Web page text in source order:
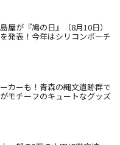
屋が『鳩の日』（8月10日）
発表！今年はシリコンポーチ
カーも！青森の縄文遺跡群で
モチーフのキュートなグッズ